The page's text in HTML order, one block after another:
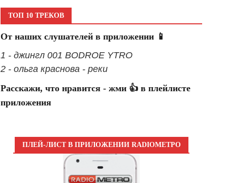
ТОП 10 ТРЕКОВ
От наших слушателей в приложении 📱
1 - джингл 001 BODROE YTRO
2 - ольга краснова - реки
Расскажи, что нравится - жми 👍 в плейлисте
приложения
ПЛЕЙ-ЛИСТ В ПРИЛОЖЕНИИ RADIOМЕТРО